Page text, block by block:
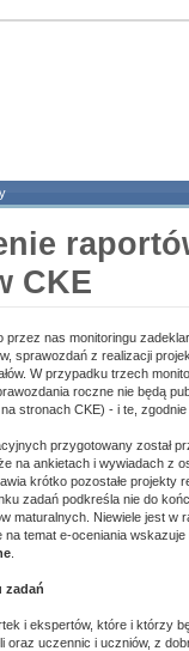
CKE
przez nas monitoringu
sprawozdań z realizacji
W przypadku trzech
roczne nie będą
stronach CKE) - i te,
przygotowany został
na ankietach i wywiadach z
krótko pozostałe
zadań podkreśla nie do
maturalnych. Niewiele jest
temat e-oceniania
zadań
i ekspertów, które i którzy
oraz uczennic i uczniów, z